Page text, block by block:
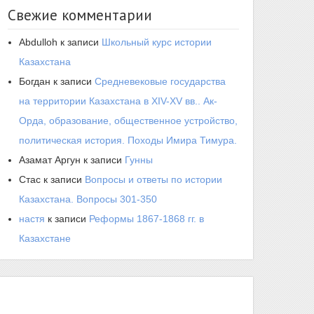
Свежие комментарии
Abdulloh к записи Школьный курс истории
Казахстана
Богдан к записи Средневековые государства
на территории Казахстана в XIV-XV вв.. Ак-
Орда, образование, общественное устройство,
политическая история. Походы Имира Тимура.
Азамат Аргун к записи Гунны
Стас к записи Вопросы и ответы по истории
Казахстана. Вопросы 301-350
настя к записи Реформы 1867-1868 гг. в
Казахстане